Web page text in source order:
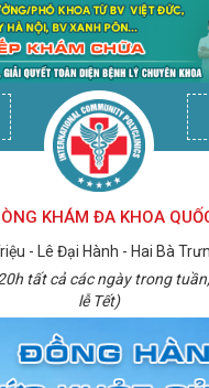
KHÁM ĐA KHOA
- Lê Đại Hành - Hai Bà
tất cả các ngày trong
lễ Tết)